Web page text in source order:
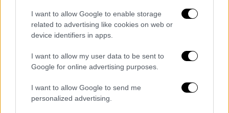
I want to allow Google to enable storage
related to advertising like cookies on web or
device identifiers in apps.
I want to allow my user data to be sent to
Google for online advertising purposes.
I want to allow Google to send me
personalized advertising.
Σύμφωνα με τις πληροφορίες συζητήθηκαν
οι νεότερες εξελίξεις